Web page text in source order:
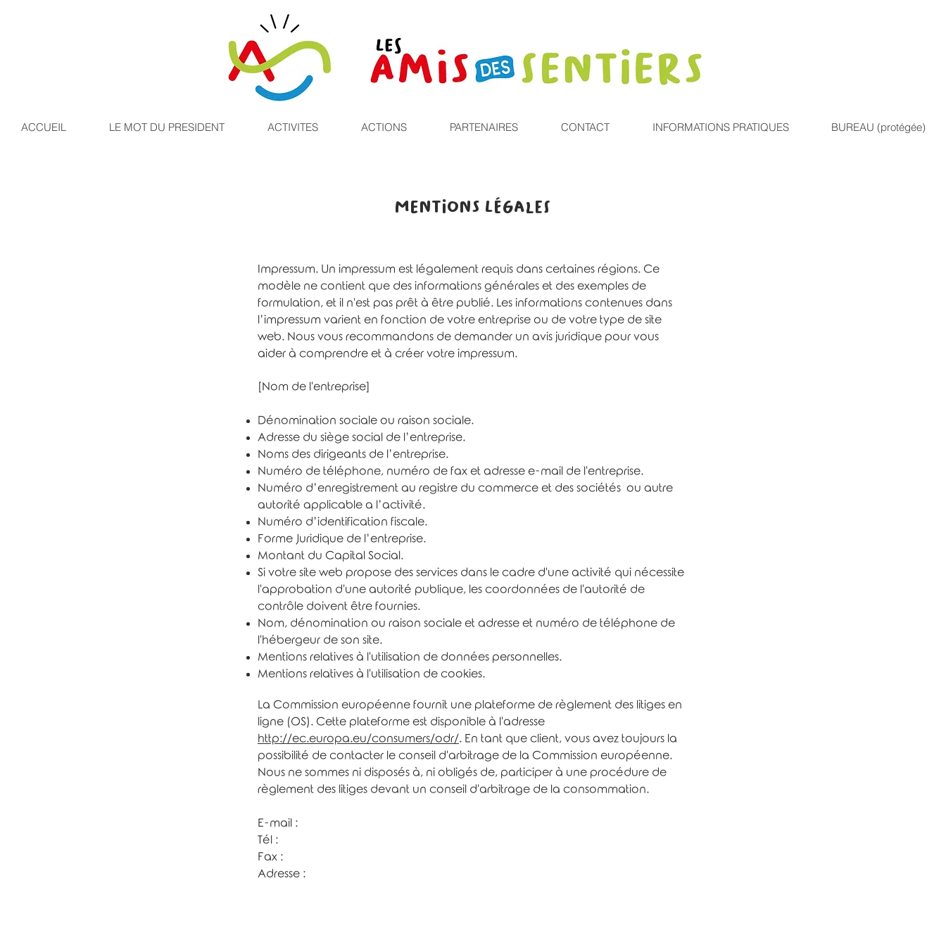
ACCUEIL LE MOT DU PRESIDENT ACTIVITES ACTIONS PARTENAIRES CONTACT INFORMATIONS PRATIQUES BUREAU (protégée)
MENTIONS LÉGALES
Impressum. Un impressum est légalement requis dans certaines régions. Ce
modèle ne contient que des informations générales et des exemples de
formulation, et il n'est pas prêt à être publié. Les informations contenues dans
l’impressum varient en fonction de votre entreprise ou de votre type de site
web. Nous vous recommandons de demander un avis juridique pour vous
aider à comprendre et à créer votre impressum.
[Nom de l'entreprise]
Dénomination sociale ou raison sociale.
Adresse du siège social de l’entreprise.
Noms des dirigeants de l’entreprise.
Numéro de téléphone, numéro de fax et adresse e-mail de l'entreprise.
Numéro d’enregistrement au registre du commerce et des sociétés ou autre
autorité applicable a l’activité.
Numéro d’identification fiscale.
Forme Juridique de l’entreprise.
Montant du Capital Social.
Si votre site web propose des services dans le cadre d'une activité qui nécessite
l'approbation d'une autorité publique, les coordonnées de l'autorité de
contrôle doivent être fournies. ​​​
Nom, dénomination ou raison sociale et adresse et numéro de téléphone de
l'hébergeur de son site.
Mentions relatives à l'utilisation de données personnelles.
Mentions relatives à l'utilisation de cookies.
La Commission européenne fournit une plateforme de règlement des litiges en
ligne (OS). Cette plateforme est disponible à l'adresse
http://ec.europa.eu/consumers/odr/. En tant que client, vous avez toujours la
possibilité de contacter le conseil d'arbitrage de la Commission européenne.
Nous ne sommes ni disposés à, ni obligés de, participer à une procédure de
règlement des litiges devant un conseil d'arbitrage de la consommation.
E-mail :
Tél :
Fax :
Adresse :